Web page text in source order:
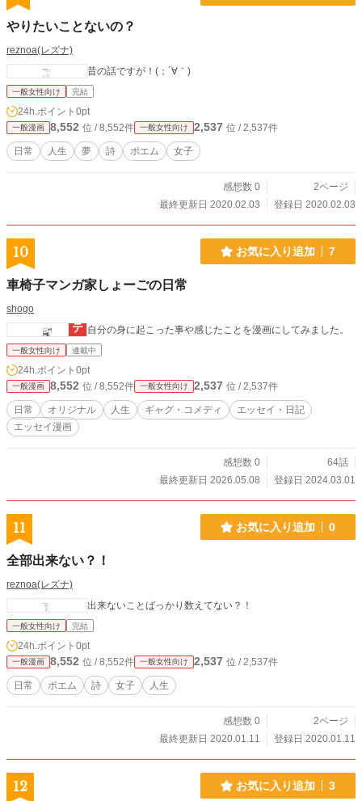
やりたいことないの？
reznoa(レズナ)
昔の話ですが！(；´∀｀)
一般女性向け 完結
24h.ポイント 0pt
一般漫画 8,552 位 / 8,552件 一般女性向け 2,537 位 / 2,537件
日常 人生 夢 詩 ポエム 女子
感想数 0
2ページ
最終更新日 2020.02.03
登録日 2020.02.03
10 お気に入り追加 7
車椅子マンガ家しょーごの日常
shogo
自分の身に起こった事や感じたことを漫画にしてみました。
一般女性向け 連載中
24h.ポイント 0pt
一般漫画 8,552 位 / 8,552件 一般女性向け 2,537 位 / 2,537件
日常 オリジナル 人生 ギャグ・コメディ
エッセイ・日記
エッセイ漫画
感想数 0
64話
最終更新日 2026.05.08
登録日 2024.03.01
11 お気に入り追加 0
全部出来ない？！
reznoa(レズナ)
出来ないことばっかり数えてない？！
一般女性向け 完結
24h.ポイント 0pt
一般漫画 8,552 位 / 8,552件 一般女性向け 2,537 位 / 2,537件
日常 ポエム 詩 女子 人生
感想数 0
2ページ
最終更新日 2020.01.11
登録日 2020.01.11
12 お気に入り追加 3